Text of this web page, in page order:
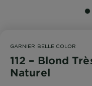
NOS
ENGAGEMENTS
GARNIER BELLE COLOR
112 – Blond
Naturel